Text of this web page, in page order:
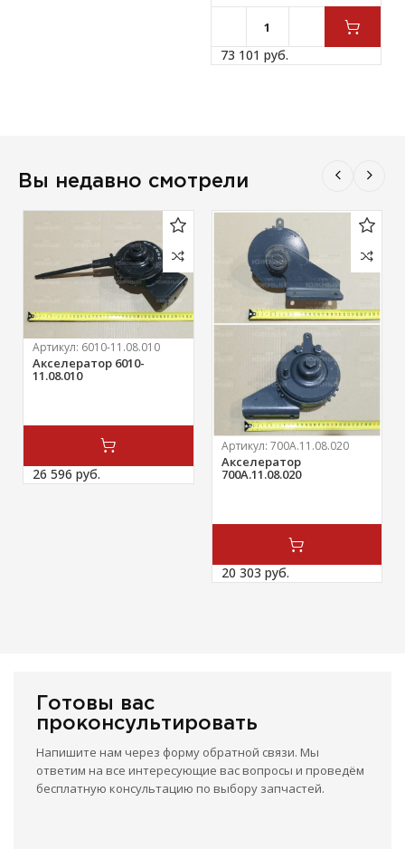
73 101 руб.
Вы недавно смотрели
Артикул: 6010-11.08.010
Акселератор 6010-
11.08.010
26 596 руб.
Артикул: 700А.11.08.020
Акселератор
700А.11.08.020
20 303 руб.
Готовы вас
проконсультировать
Напишите нам через форму обратной связи. Мы
ответим на все интересующие вас вопросы и проведём
бесплатную консультацию по выбору запчастей.